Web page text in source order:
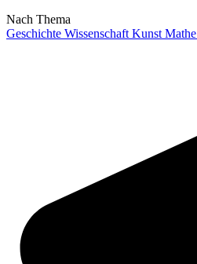
Nach Thema
Geschichte Wissenschaft Kunst Mathe